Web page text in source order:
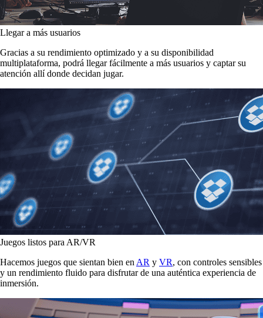
Llegar a más usuarios
Gracias a su rendimiento optimizado y a su disponibilidad
multiplataforma, podrá llegar fácilmente a más usuarios y captar su
atención allí donde decidan jugar.
Juegos listos para AR/VR
Hacemos juegos que sientan bien en AR y VR, con controles sensibles
y un rendimiento fluido para disfrutar de una auténtica experiencia de
inmersión.